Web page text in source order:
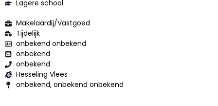
Lagere school
Makelaardij/Vastgoed
Tijdelijk
onbekend onbekend
onbekend
onbekend
Hesseling Vlees
onbekend, onbekend onbekend